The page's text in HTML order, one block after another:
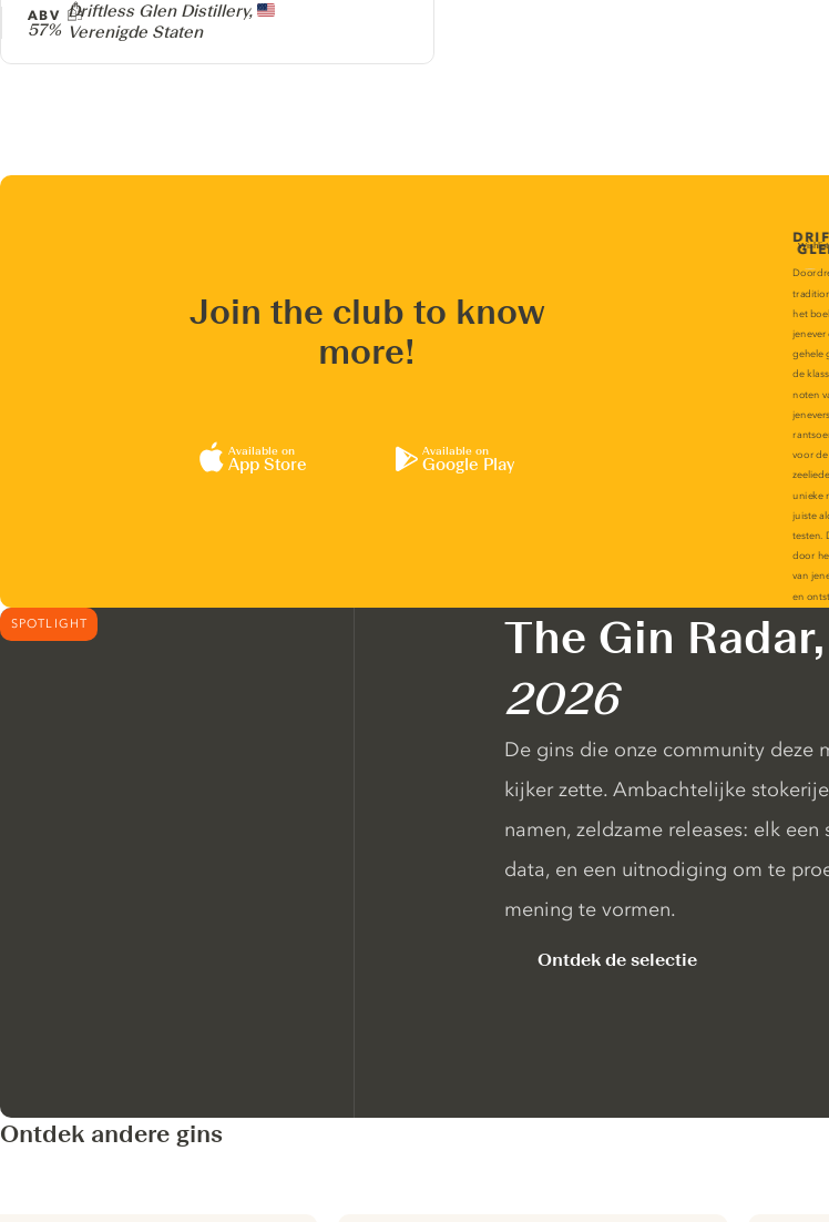
Producer
Driftless Glen Distillery,
Verenigde Staten
ABV
57%
Join the club to know
more!
Available on
App Store
Available on
Google Play
SPOTLIGHT The Gin Radar,
2026
De gins die onze community deze
kijker zette. Ambachtelijke
namen, zeldzame releases: elk
data, en een uitnodiging om te
mening te vormen.
Ontdek de selectie
Ontdek andere gins